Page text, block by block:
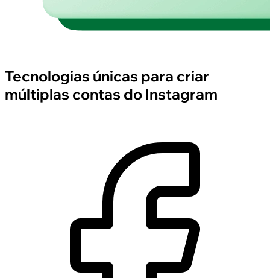
Tecnologias únicas para criar
múltiplas contas do Instagram